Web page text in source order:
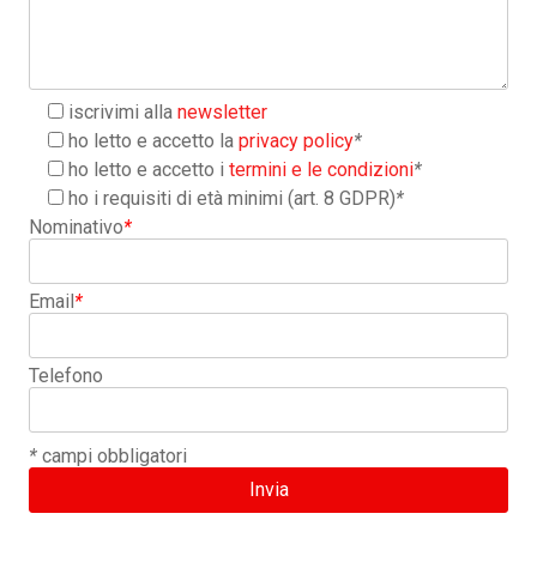
iscrivimi allanewsletter
ho letto e accetto laprivacy policy*
ho letto e accetto itermini e le condizioni*
ho i requisiti di età minimi (art. 8 GDPR)*
Nominativo*
Email*
Telefono
* campi obbligatori